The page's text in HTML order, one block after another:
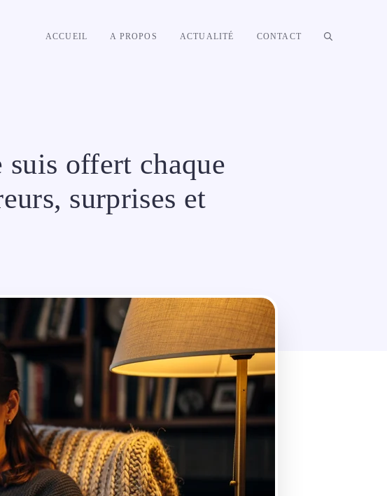
ACCUEIL A PROPOS ACTUALITÉ CONTACT
suis offert chaque
surprises et